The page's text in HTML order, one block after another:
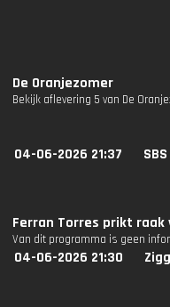
De Oranjezomer
Bekijk aflevering 5 van De
04-06-2026 21:37 SBS
Ferran Torres prikt raak
Van dit programma is geen
04-06-2026 21:30